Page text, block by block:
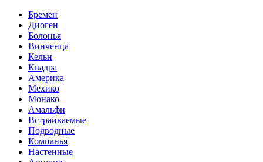
Бремен
Диоген
Болонья
Винченца
Кельн
Квадра
Америка
Мехико
Монако
Амальфи
Встраиваемые
Подводные
Компанья
Настенные